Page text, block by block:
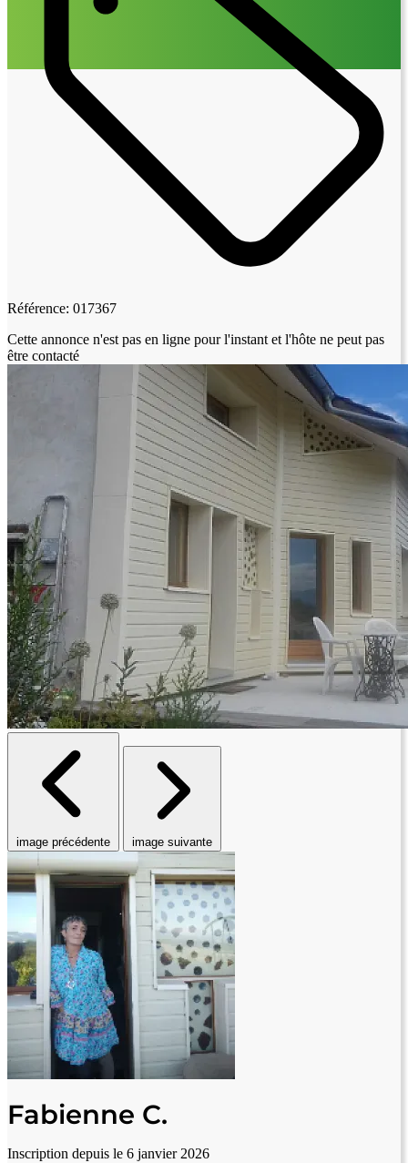
Référence: 017367
Cette annonce n'est pas en ligne pour l'instant et l'hôte ne peut pas
être contacté
image précédente image suivante
Fabienne C.
Inscription depuis le 6 janvier 2026